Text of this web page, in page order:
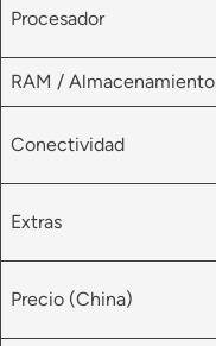
Procesador
RAM / Almacenamiento
Conectividad
Extras
Precio (China)